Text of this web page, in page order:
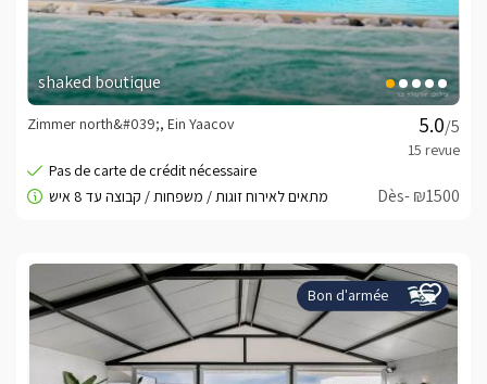
shaked boutique
/5
Zimmer north&#039;, Ein Yaacov
Dès- ₪1500
Bon d'armée